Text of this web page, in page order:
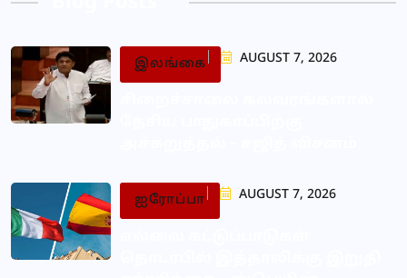
இலங்கை AUGUST 7, 2026
ஐரோப்பா AUGUST 7, 2026